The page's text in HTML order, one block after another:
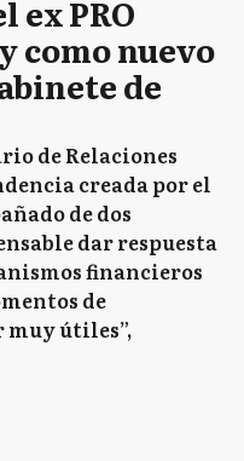
ex PRO
como nuevo
de
de Relaciones
creada por el
de dos
dar respuesta
financieros
de
muy útiles”,